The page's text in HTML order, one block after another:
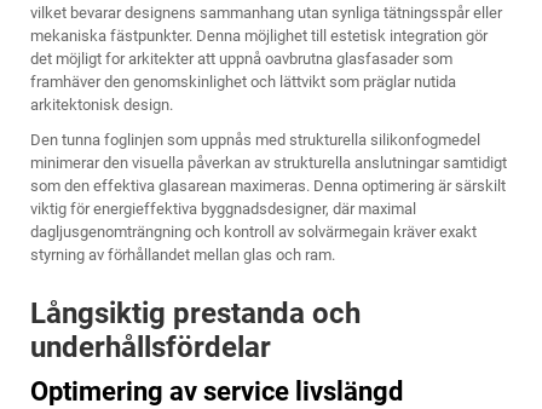
vilket bevarar designens sammanhang utan synliga tätningsspår eller
mekaniska fästpunkter. Denna möjlighet till estetisk integration gör
det möjligt for arkitekter att uppnå oavbrutna glasfasader som
framhäver den genomskinlighet och lättvikt som präglar nutida
arkitektonisk design.
Den tunna foglinjen som uppnås med strukturella silikonfogmedel
minimerar den visuella påverkan av strukturella anslutningar samtidigt
som den effektiva glasarean maximeras. Denna optimering är särskilt
viktig för energieffektiva byggnadsdesigner, där maximal
dagljusgenomträngning och kontroll av solvärmegain kräver exakt
styrning av förhållandet mellan glas och ram.
Långsiktig prestanda och
underhållsfördelar
Optimering av service livslängd